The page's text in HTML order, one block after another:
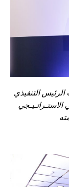
الرئيس التنفيذي
الاستـراتـيـجي